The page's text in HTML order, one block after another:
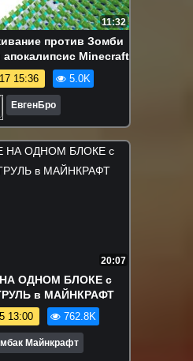
11:32
против Зомби
апокалипсис Minecraft
15:36 5.0K
ЕвгенБро
20:07
ОДНОМ БЛОКЕ с
в МАЙНКРАФТ
13:00 762.8K
Майнкрафт